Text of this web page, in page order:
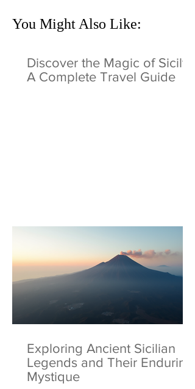
You Might Also Like:
Discover the Magic of Sicily:
A Complete Travel Guide
Exploring Ancient Sicilian
Legends and Their Enduring
Mystique